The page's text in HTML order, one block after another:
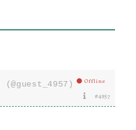
(@guest_4957) Offline
#4957